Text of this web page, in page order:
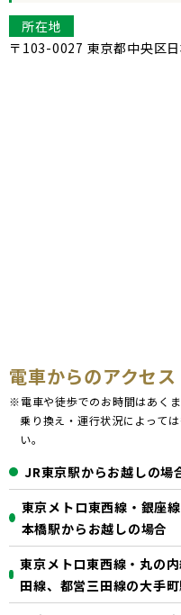
所在地
〒103-0027 東京都中央区
電車からのアクセス
※電車や徒歩でのお時間はあく
乗り換え・運行状況によって
い。
JR東京駅からお越しの場
東京メトロ東西線・銀座
本橋駅からお越しの場合
東京メトロ東西線・丸の
田線、都営三田線の大手